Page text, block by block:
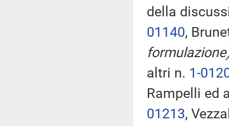
della
01140,
altri n. 1-
Rampelli ed
01213,